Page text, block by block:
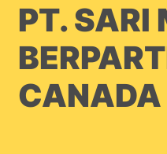
PT. SARI